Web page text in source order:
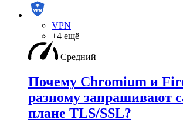
VPN
+4 ещё
Средний
Почему Chromium и
разному запрашивают
плане TLS/SSL?